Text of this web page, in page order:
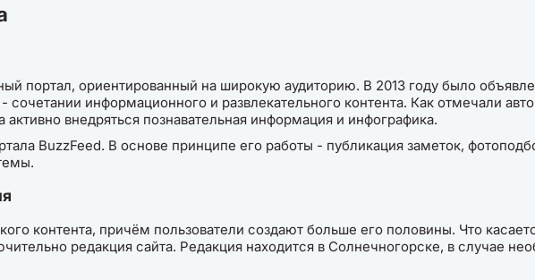
портал, ориентированный на широкую аудиторию. В 2013 году было
информационного и развлекательного контента. Как отмечали
внедряться познавательная информация и инфографика.
BuzzFeed. В основе принципе его работы - публикация заметок,
контента, причём пользователи создают больше его половины. Что
редакция сайта. Редакция находится в Солнечногорске, в случае